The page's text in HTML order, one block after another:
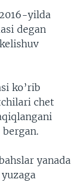
yilda
degan
ko’rib
chet
yanada